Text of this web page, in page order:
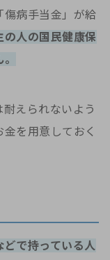
傷病手当金」が給
の人の国民健康保
えられないよう
を用意しておく
で持っている人